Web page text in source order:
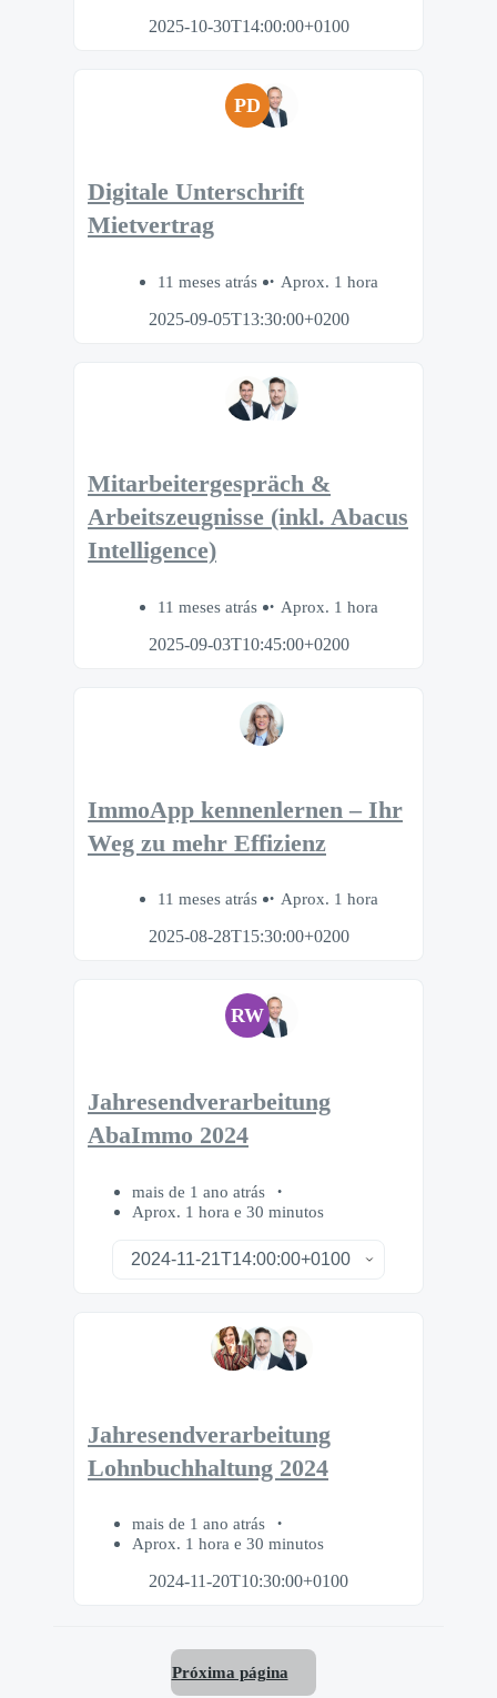
2025-10-30T14:00:00+0100
PD
Digitale Unterschrift
Mietvertrag
11 meses atrás
Aprox. 1 hora
2025-09-05T13:30:00+0200
Mitarbeitergespräch &
Arbeitszeugnisse (inkl. Abacus
Intelligence)
11 meses atrás
Aprox. 1 hora
2025-09-03T10:45:00+0200
ImmoApp kennenlernen – Ihr
Weg zu mehr Effizienz
11 meses atrás
Aprox. 1 hora
2025-08-28T15:30:00+0200
RW
Jahresendverarbeitung
AbaImmo 2024
mais de 1 ano atrás
Aprox. 1 hora e 30 minutos
Jahresendverarbeitung
Lohnbuchhaltung 2024
mais de 1 ano atrás
Aprox. 1 hora e 30 minutos
2024-11-20T10:30:00+0100
Próxima página